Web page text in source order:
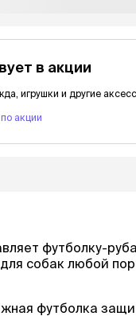
в акции
игрушки и другие
акции
футболку-
для собак любой
футболка